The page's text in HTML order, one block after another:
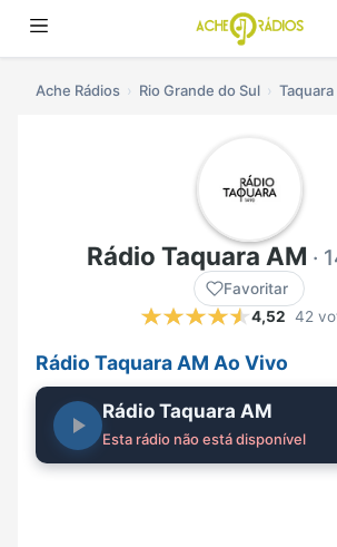
Ache Rádios Rio Grande do Sul Taquara
Rádio Taquara AM ·
Favoritar
4,52 42
Rádio Taquara AM Ao Vivo
Rádio Taquara AM
Esta rádio não está disponível